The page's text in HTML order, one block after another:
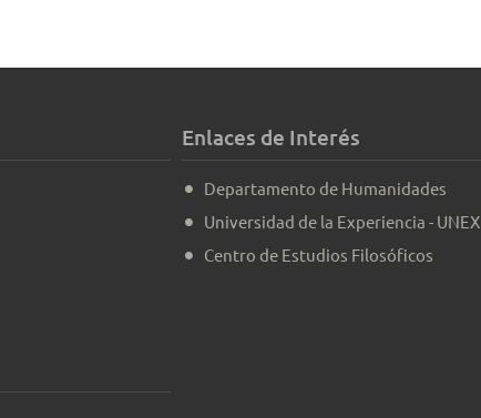
Enlaces de Interés
Departamento de Humanidades
Universidad de la Experiencia - UNEX
Centro de Estudios Filosóficos